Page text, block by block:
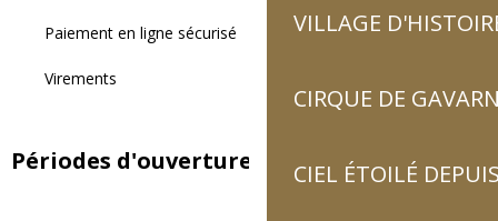
VILLAGE
CIRQUE DE
CIEL ÉTOILÉ
Paiement en ligne sécurisé
Virements
Périodes d'ouverture